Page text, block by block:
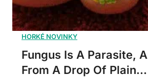
Fungus Is A Parasite,
From A Drop Of Plain...